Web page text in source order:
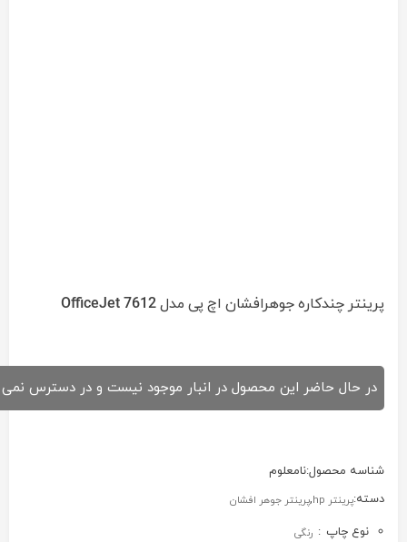
پرینتر چندکاره جوهرافشان اچ پی مدل OfficeJet 7612
در حال حاضر این محصول در انبار موجود نیست و در دسترس
شناسه محصول:نامعلوم
دسته:پرینتر hp ,پرینتر جوهر افشان
نوع چاپ : رنگی